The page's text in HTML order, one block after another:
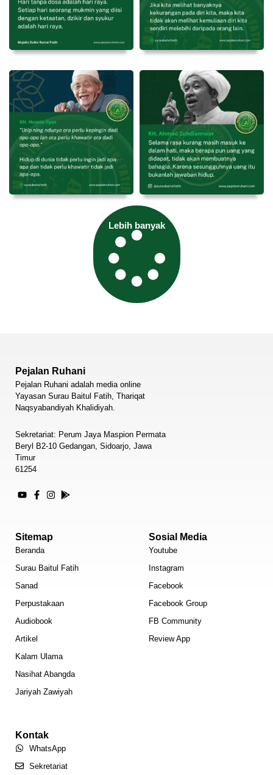
Lebih banyak
Pejalan Ruhani
Pejalan Ruhani adalah media online
Yayasan Surau Baitul Fatih, Thariqat
Naqsyabandiyah Khalidiyah.
Sekretariat: Perum Jaya Maspion Permata
Beryl B2-10 Gedangan, Sidoarjo, Jawa
Timur
61254
Sitemap
Beranda
Surau Baitul Fatih
Sanad
Perpustakaan
Audiobook
Artikel
Kalam Ulama
Nasihat Abangda
Jariyah Zawiyah
Sosial Media
Youtube
Instagram
Facebook
Facebook Group
FB Community
Review App
Kontak
WhatsApp
Sekretariat